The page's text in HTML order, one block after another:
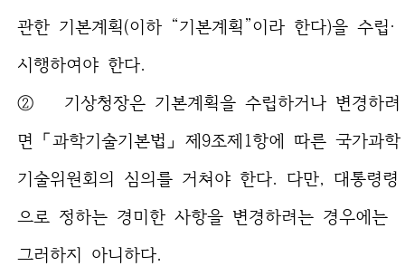
관한 기본계획(이하 “기본계획”이라 한다)을 수립·
시행하여야 한다.
② 기상청장은 기본계획을 수립하거나 변경하려
면 「과학기술기본법」 제9조제1항에 따른 국가과학
기술위원회의 심의를 거쳐야 한다. 다만, 대통령령
으로 정하는 경미한 사항을 변경하려는 경우에는
그러하지 아니하다.